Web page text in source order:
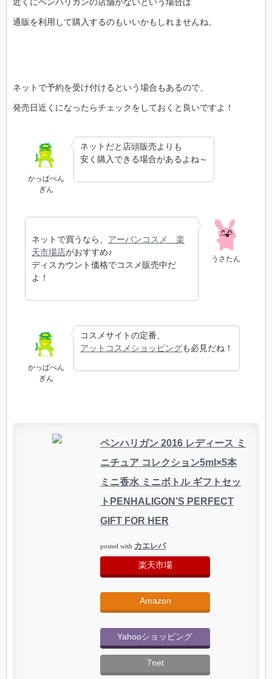
通販を利用して購入するのもいいかもしれませんね。
ネットで予約を受け付けるという場合もあるので、
発売日近くになったらチェックをしておくと良いですよ！
かっぱぺん
ぎん
ネットだと店頭販売よりも
安く購入できる場合があるよね～
うさたん
ネットで買うなら、 アーバンコスメ 楽
天市場店がおすすめ♪
ディスカウント価格でコスメ販売中だ
よ！
かっぱぺん
ぎん
コスメサイトの定番、
アットコスメショッピングも必見だね！
ペンハリガン 2016 レディース ミ
ニチュア コレクション5ml×5本
ミニ香水 ミニボトル ギフトセッ
トPENHALIGON’S PERFECT
GIFT FOR HER
posted with カエレバ
楽天市場
Amazon
Yahooショッピング
7net